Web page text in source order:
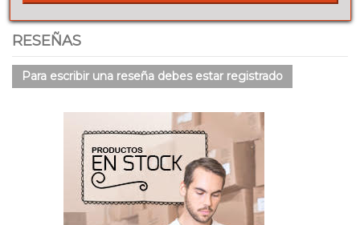
RESEÑAS
Para escribir una reseña debes estar registrado